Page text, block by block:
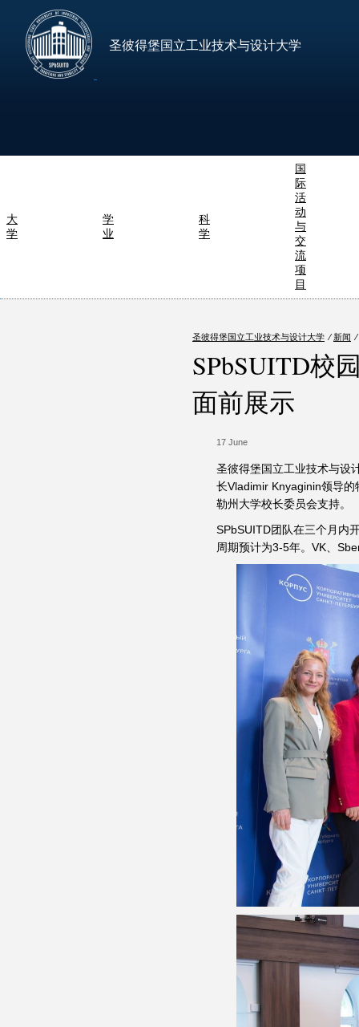
圣彼得堡国立工业技术与设计大学
大
学
学
业
科
学
国
际
活
动
与
交
流
项
目
圣彼得堡国立工业技术与设计大学 ⁄ 新闻 ⁄
SPbSUITD校
面前展示
17 June
圣彼得堡国立工业技术与设
长Vladimir Knyaginin领导的
勒州大学校长委员会支持。
SPbSUITD团队在三个月内
周期预计为3-5年。VK、